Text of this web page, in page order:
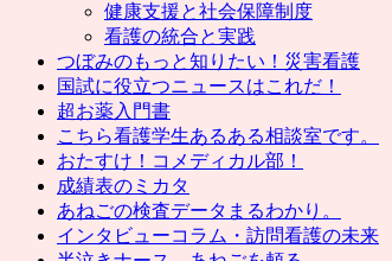
健康支援と社会保障制度
看護の統合と実践
つぼみのもっと知りたい！災害看護
国試に役立つニュースはこれだ！
超お薬入門書
こちら看護学生あるある相談室です。
おたすけ！コメディカル部！
成績表のミカタ
あねごの検査データまるわかり。
インタビューコラム・訪問看護の未来